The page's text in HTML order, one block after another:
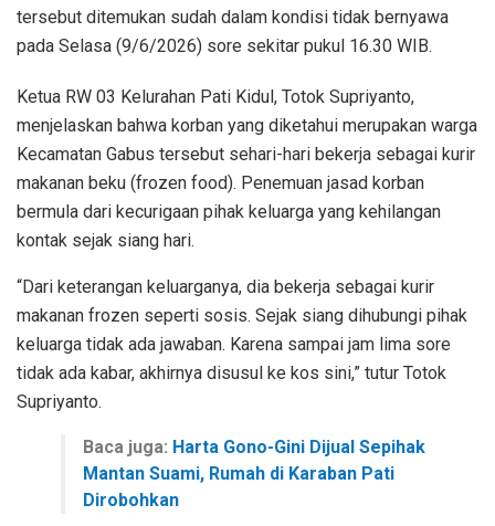
tersebut ditemukan sudah dalam kondisi tidak bernyawa
pada Selasa (9/6/2026) sore sekitar pukul 16.30 WIB.
Ketua RW 03 Kelurahan Pati Kidul, Totok Supriyanto,
menjelaskan bahwa korban yang diketahui merupakan warga
Kecamatan Gabus tersebut sehari-hari bekerja sebagai kurir
makanan beku (frozen food). Penemuan jasad korban
bermula dari kecurigaan pihak keluarga yang kehilangan
kontak sejak siang hari.
“Dari keterangan keluarganya, dia bekerja sebagai kurir
makanan frozen seperti sosis. Sejak siang dihubungi pihak
keluarga tidak ada jawaban. Karena sampai jam lima sore
tidak ada kabar, akhirnya disusul ke kos sini,” tutur Totok
Supriyanto.
Baca juga: Harta Gono-Gini Dijual Sepihak
Mantan Suami, Rumah di Karaban Pati
Dirobohkan